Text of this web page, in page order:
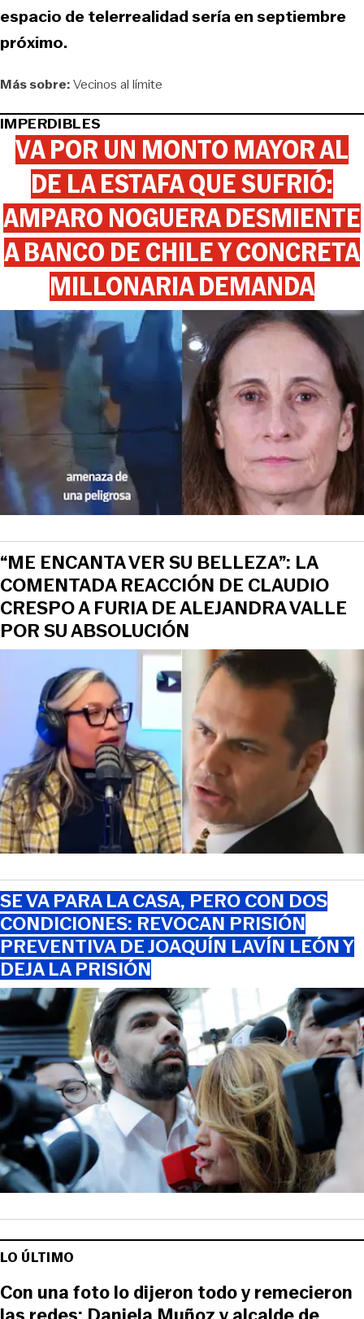
espacio de telerrealidad sería en septiembre
próximo.
Más sobre:Vecinos al límite
IMPERDIBLES
VA POR UN MONTO MAYOR AL
DE LA ESTAFA QUE SUFRIÓ:
AMPARO NOGUERA DESMIENTE
A BANCO DE CHILE Y CONCRETA
MILLONARIA DEMANDA
“ME ENCANTA VER SU BELLEZA”: LA
COMENTADA REACCIÓN DE CLAUDIO
CRESPO A FURIA DE ALEJANDRA VALLE
POR SU ABSOLUCIÓN
SE VA PARA LA CASA, PERO CON DOS
CONDICIONES: REVOCAN PRISIÓN
PREVENTIVA DE JOAQUÍN LAVÍN LEÓN Y
DEJA LA PRISIÓN
LO ÚLTIMO
Con una foto lo dijeron todo y remecieron